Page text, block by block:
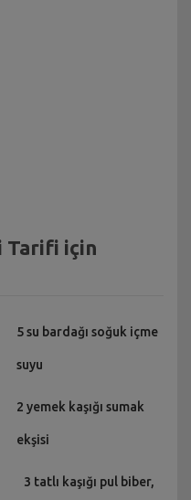
Tarifi için
5 su bardağı soğuk içme
suyu
2 yemek kaşığı sumak
ekşisi
3 tatlı kaşığı pul biber,